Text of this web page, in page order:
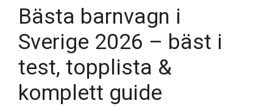
Bästa barnvagn i
Sverige 2026 – bäst i
test, topplista &
komplett guide